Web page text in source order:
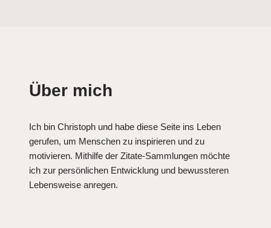
Über mich
Ich bin Christoph und habe diese Seite ins Leben
gerufen, um Menschen zu inspirieren und zu
motivieren. Mithilfe der Zitate-Sammlungen möchte
ich zur persönlichen Entwicklung und bewussteren
Lebensweise anregen.